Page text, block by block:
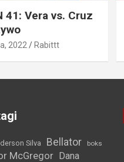
41: Vera vs. Cruz
2022 Rabittt
Silva Bellator boks
McGregor Dana